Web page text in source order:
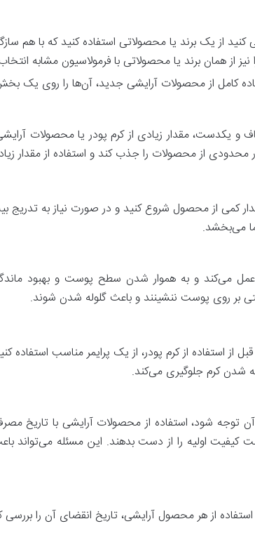
از یک برند یا محصولاتی استفاده کنید که با هم
از همان برند یا محصولاتی با فرمولاسیون مشابه
کامل از محصولات آرایشی جدید، آن‌ها را روی یک
و یکدست، مقدار زیادی از کرم پودر یا محصولات
از محصولات را جذب کند و استفاده از مقدار
کمی از محصول شروع کنید و در صورت نیاز به تدریج
می‌بخشد.
می‌کند و به هموار شدن سطح پوست و بهبود
روی پوست ننشینند و باعث گلوله شدن شوند.
از استفاده از کرم پودر، از یک پرایمر مناسب
شدن کرم جلوگیری می‌کند.
توجه شود، استفاده از محصولات آرایشی با تاریخ
کیفیت اولیه را از دست بدهند. این مسئله می‌تواند
استفاده از هر محصول آرایشی، تاریخ انقضای آن را